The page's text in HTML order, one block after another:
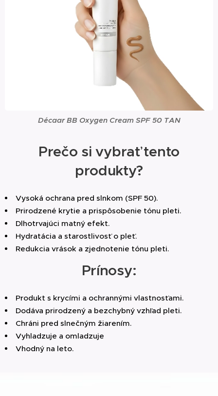
Décaar BB Oxygen Cream SPF 50 TAN
Prečo si vybrať tento
produkty?
Vysoká ochrana pred slnkom (SPF 50).
Prirodzené krytie a prispôsobenie tónu pleti.
Dlhotrvajúci matný efekt.
Hydratácia a starostlivosť o pleť.
Redukcia vrások a zjednotenie tónu pleti.
Prínosy:
Produkt s krycími a ochrannými vlastnosťami.
Dodáva prirodzený a bezchybný vzhľad pleti.
Chráni pred slnečným žiarením.
Vyhladzuje a omladzuje
Vhodný na leto.